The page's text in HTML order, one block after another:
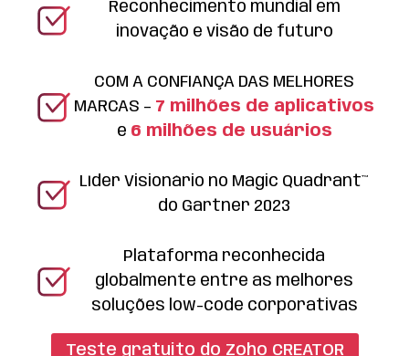
Reconhecimento mundial em
inovação e visão de futuro
COM A CONFIANÇA DAS MELHORES
MARCAS – 7 milhões de aplicativos
e 6 milhões de usuários
Líder Visionário no Magic Quadrant™
do Gartner 2023
Plataforma reconhecida
globalmente entre as melhores
soluções low-code corporativas
Teste gratuito do Zoho CREATOR